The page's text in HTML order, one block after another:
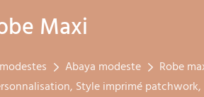
Maxi
Abaya modeste
Robe
Style imprimé